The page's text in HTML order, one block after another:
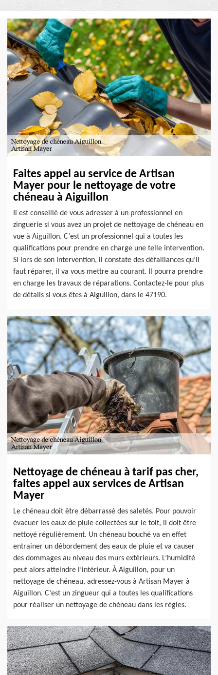
Faites appel au service de Artisan
Mayer pour le nettoyage de votre
chéneau à Aiguillon
Il est conseillé de vous adresser à un professionnel en
zinguerie si vous avez un projet de nettoyage de chéneau en
vue à Aiguillon. C’est un professionnel qui a toutes les
qualifications pour prendre en charge une telle intervention.
Si lors de son intervention, il constate des défaillances qu’il
faut réparer, il va vous mettre au courant. Il pourra prendre
en charge les travaux de réparations. Contactez-le pour plus
de détails si vous êtes à Aiguillon, dans le 47190.
Nettoyage de chéneau à tarif pas cher,
faites appel aux services de Artisan
Mayer
Le chéneau doit être débarrassé des saletés. Pour pouvoir
évacuer les eaux de pluie collectées sur le toit, il doit être
nettoyé régulièrement. Un chéneau bouché va en effet
entrainer un débordement des eaux de pluie et va causer
des dommages au niveau des murs extérieurs. L’humidité
peut alors atteindre l’intérieur. À Aiguillon, pour un
nettoyage de chéneau, adressez-vous à Artisan Mayer à
Aiguillon. C’est un zingueur qui a toutes les qualifications
pour réaliser un nettoyage de chéneau dans les règles.